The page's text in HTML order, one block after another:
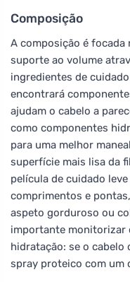
Composição
A composição é
suporte ao volume
ingredientes de
encontrará
ajudam o cabelo a
como componentes
para uma melhor
superfície mais lisa da
película de cuidado
comprimentos e
aspeto gorduroso ou
importante monitorizar
hidratação: se o cabelo
spray proteico com um